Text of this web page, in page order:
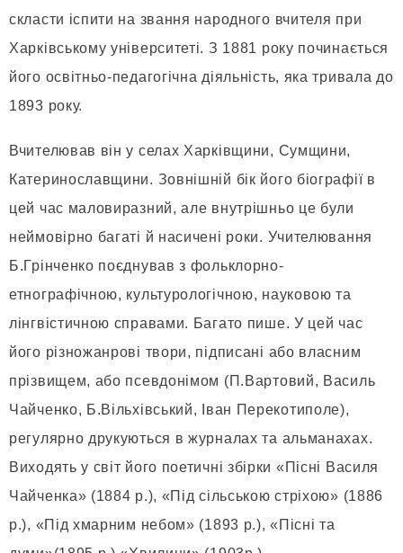
скласти іспити на звання народного вчителя при
Харківському університеті. З 1881 року починається
його освітньо-педагогічна діяльність, яка тривала до
1893 року.
Вчителював він у селах Харківщини, Сумщини,
Катеринославщини. Зовнішній бік його біографії в
цей час маловиразний, але внутрішньо це були
неймовірно багаті й насичені роки. Учителювання
Б.Грінченко поєднував з фольклорно-
етнографічною, культурологічною, науковою та
лінгвістичною справами. Багато пише. У цей час
його різножанрові твори, підписані або власним
прізвищем, або псевдонімом (П.Вартовий, Василь
Чайченко, Б.Вільхівський, Іван Перекотиполе),
регулярно друкуються в журналах та альманахах.
Виходять у світ його поетичні збірки «Пісні Василя
Чайченка» (1884 р.), «Під сільською стріхою» (1886
р.), «Під хмарним небом» (1893 р.), «Пісні та